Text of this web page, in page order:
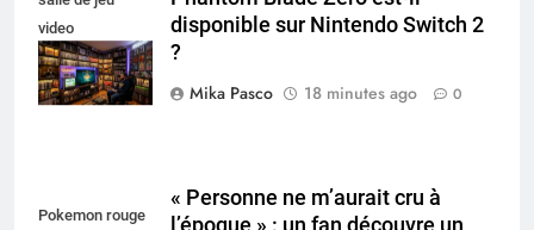
video
collectionneur
disponible sur Nintendo Switch 2
?
Mika Pasco
18 minutes ago 0
Pokemon rouge
« Personne ne m’aurait cru à